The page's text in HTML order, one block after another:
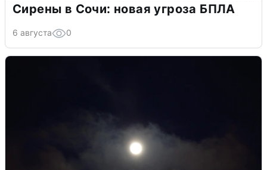
Сирены в Сочи: новая угроза БПЛА
6 августа 0